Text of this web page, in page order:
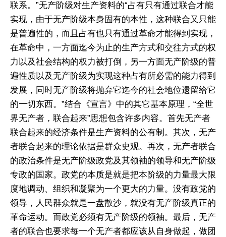
联系。”无产阶级对生产资料的“占有只有通过联合才能
实现，由于无产阶级本身固有的本性，这种联合又只能
是普遍性的，而且占有也只有通过革命才能得到实现，
在革命中，一方面迄今为止的生产方式和交往方式的权
力以及社会结构的权力被打倒，另一方面无产阶级的普
遍性质以及无产阶级为实现这种占有所必需的能力得到
发展，同时无产阶级将抛弃它迄今的社会地位遗留给它
的一切东西。”结合《宣言》中的其它基本原理，“全世
界无产者，联合起来”思想包含许多内容。首先无产者
联合起来的经济条件是生产资料的公有制。其次，无产
者联合起来的理论依据是群众史观。再次，无产者联合
的政治条件是无产阶级政党及其领袖的领导和无产阶级
专政的国家。政党的本质是就是把本阶级的力量最大限
度地调动、组织和凝聚为一个更大的力量。没有政党的
领导，人民群众就是一盘散沙，就没有无产阶级真正的
革命运动。而政党必须有无产阶级的领袖。最后，无产
者的联合也要求每一个无产者都应该从自身做起，做团